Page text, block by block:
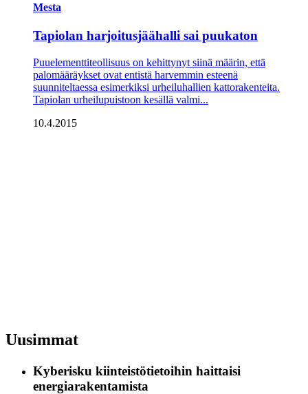
Mesta
Tapiolan harjoitusjäähalli sai puukaton
Puuelementtiteollisuus on kehittynyt siinä määrin, että
palomääräykset ovat entistä harvemmin esteenä
suunniteltaessa esimerkiksi urheiluhallien kattorakenteita.
Tapiolan urheilupuistoon kesällä valmi...
10.4.2015
Uusimmat
Kyberisku kiinteistötietoihin haittaisi
energiarakentamista